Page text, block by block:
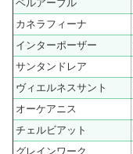
ベルアーブル
カネラフィーナ
インターポーザー
サンタンドレア
ヴィエルネスサント
オーケアニス
チェルビアット
グレインワーク